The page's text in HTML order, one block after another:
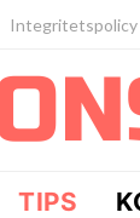
Integritetspolicy
TIPS